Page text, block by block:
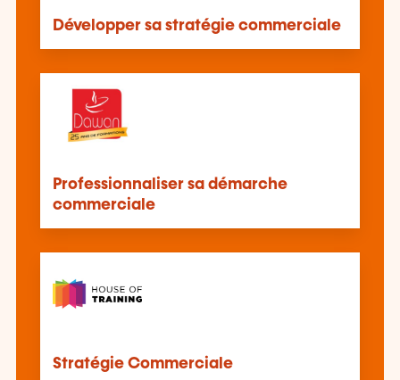
Développer sa stratégie commerciale
Professionnaliser sa démarche
commerciale
Stratégie Commerciale